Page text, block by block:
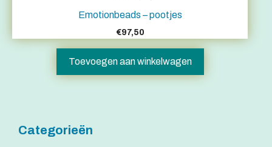
Emotionbeads – pootjes
€97,50
Toevoegen aan winkelwagen
Categorieën